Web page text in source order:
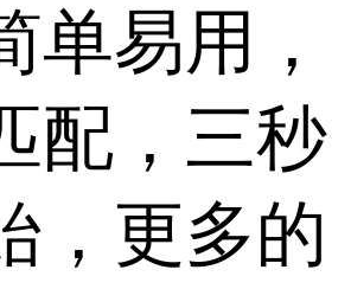
单易用，
配，三秒
，更多的